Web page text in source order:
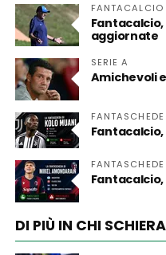
FANTACALCIO
aggiornate
SERIE A
Amichevoli
FANTASCHEDE
FANTASCHEDE
DI PIÙ IN CHI